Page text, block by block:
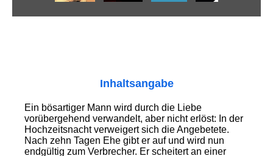
Inhaltsangabe
Ein bösartiger Mann wird durch die Liebe
vorübergehend verwandelt, aber nicht erlöst: In der
Hochzeitsnacht verweigert sich die Angebetete.
Nach zehn Tagen Ehe gibt er auf und wird nun
endgültig zum Verbrecher. Er scheitert an einer